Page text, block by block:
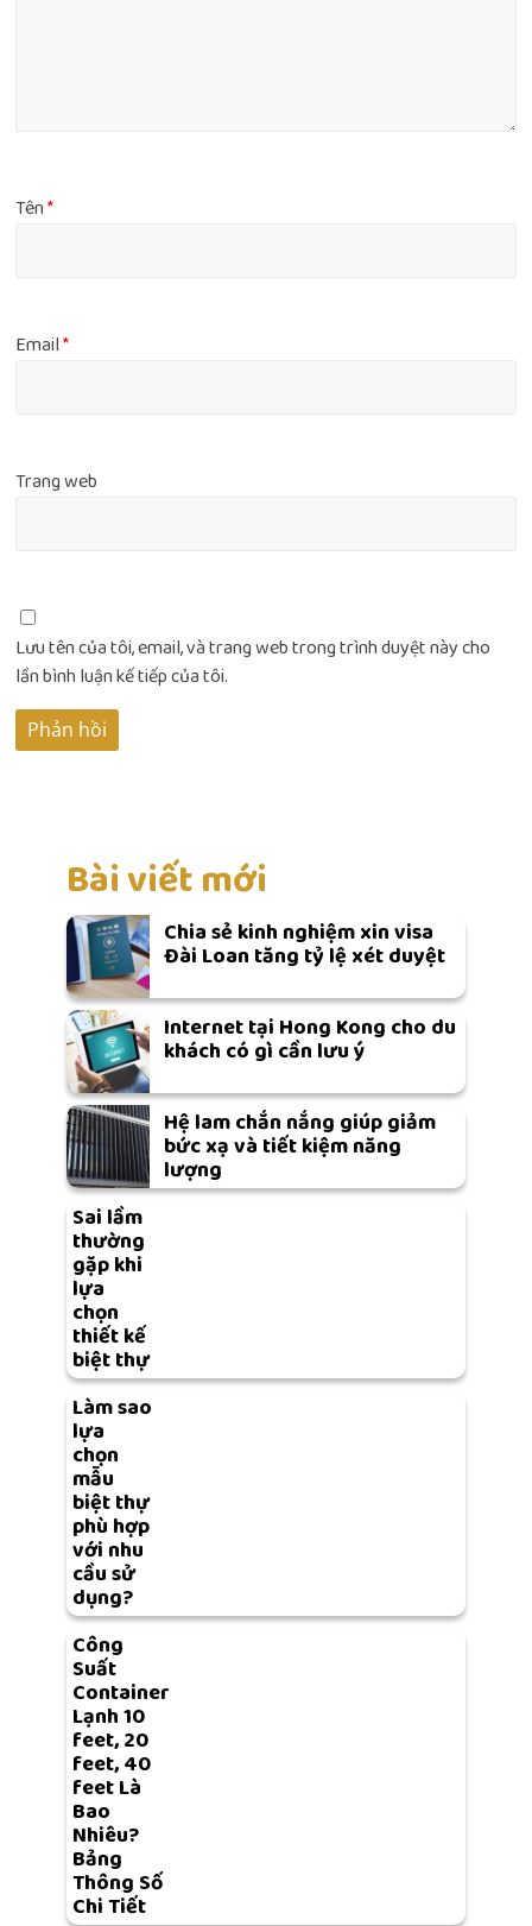
Tên*
Email*
Trang web
Lưu tên của tôi, email, và trang web trong trình duyệt này cho
lần bình luận kế tiếp của tôi.
Bài viết mới
Chia sẻ kinh nghiệm xin visa
Đài Loan tăng tỷ lệ xét duyệt
Internet tại Hong Kong cho du
khách có gì cần lưu ý
Hệ lam chắn nắng giúp giảm
bức xạ và tiết kiệm năng
lượng
Sai lầm
thường
gặp khi
lựa
chọn
thiết kế
biệt thự
Làm sao
lựa
chọn
mẫu
biệt thự
phù hợp
với nhu
cầu sử
dụng?
Công
Suất
Container
Lạnh 10
feet, 20
feet, 40
feet Là
Bao
Nhiêu?
Bảng
Thông Số
Chi Tiết